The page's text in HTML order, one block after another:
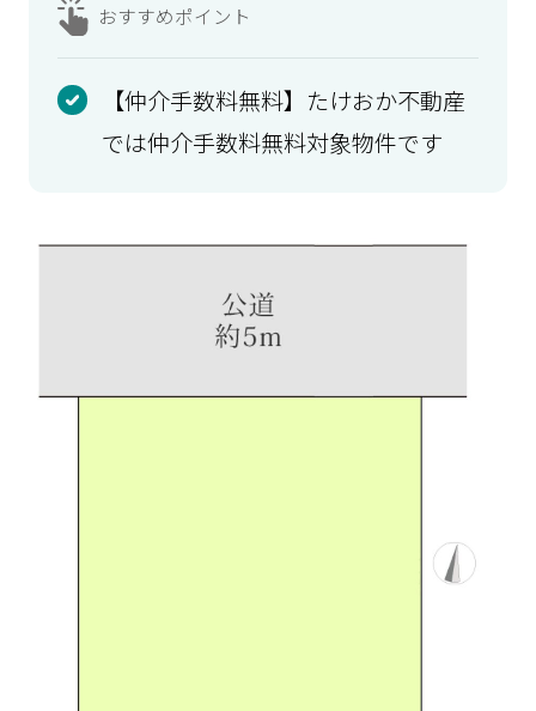
おすすめポイント
【仲介手数料無料】たけおか不動産
では仲介手数料無料対象物件です